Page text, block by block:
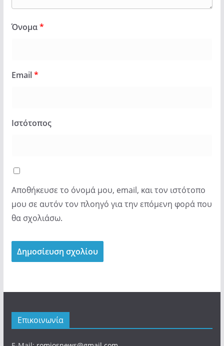
Όνομα*
Email*
Ιστότοπος
Αποθήκευσε το όνομά μου, email, και τον ιστότοπο
μου σε αυτόν τον πλοηγό για την επόμενη φορά που
θα σχολιάσω.
Επικοινωνία